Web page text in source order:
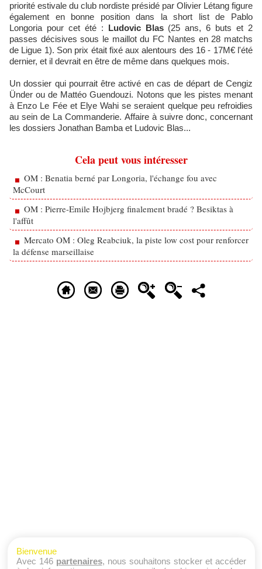
priorité estivale du club nordiste présidé par Olivier Létang figure
également en bonne position dans la short list de Pablo
Longoria pour cet été : Ludovic Blas(25 ans, 6 buts et 2
passes décisives sous le maillot du FC Nantes en 28 matchs
de Ligue 1). Son prix était fixé aux alentours des 16 - 17M€ l'été
dernier, et il devrait en être de même dans quelques mois.
Un dossier qui pourrait être activé en cas de départ de Cengiz
Ünder ou de Mattéo Guendouzi. Notons que les pistes menant
à Enzo Le Fée et Elye Wahi se seraient quelque peu refroidies
au sein de La Commanderie. Affaire à suivre donc, concernant
les dossiers Jonathan Bamba et Ludovic Blas...
Cela peut vous intéresser
OM : Benatia berné par Longoria, l'échange fou avec
McCourt
OM : Pierre-Emile Hojbjerg finalement bradé ? Besiktas à
l'affût
Mercato OM : Oleg Reabciuk, la piste low cost pour renforcer
la défense marseillaise
Bienvenue
Avec 146 partenaires, nous souhaitons stocker et accéder